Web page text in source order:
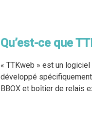
Qu’est-ce que
« TTKweb » est un
développé
BBOX et boîtier de relais